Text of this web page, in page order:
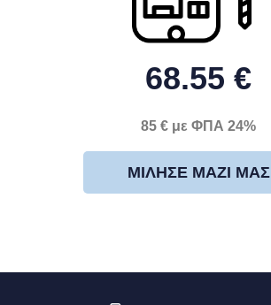
68.55 €
85 € με ΦΠΑ 24%
ΜΊΛΗΣΕ ΜΑΖΊ ΜΑΣ